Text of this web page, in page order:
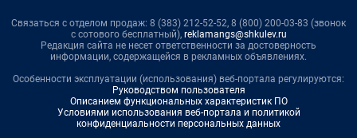
Связаться с отделом продаж: 8 (383) 212-52-52, 8 (800) 200-03-83 (звонок
с сотового бесплатный), reklamangs@shkulev.ru
Редакция сайта не несет ответственности за достоверность
информации, содержащейся в рекламных объявлениях.
Особенности эксплуатации (использования) веб-портала регулируются:
Руководством пользователя
Описанием функциональных характеристик ПО
Условиями использования веб-портала и политикой
конфиденциальности персональных данных